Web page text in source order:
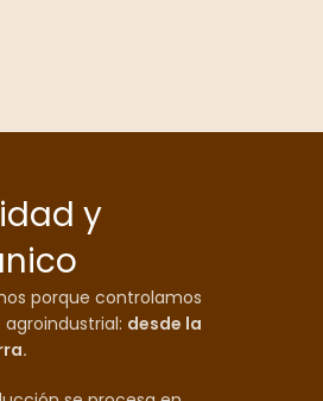
y
porque controlamos
desde la